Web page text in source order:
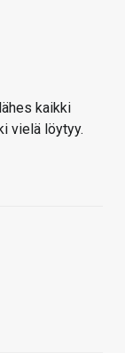
kaikki
vielä löytyy.